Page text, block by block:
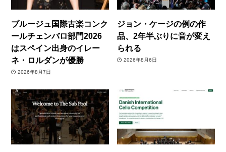
ブルージュ国際古楽コンク
ールチェンバロ部門2026
はスペイン出身のイレー
ネ・ロルダンが優勝
2026年8月7日
ジョン・ケージの例の作
品、2年半ぶりに音が変え
られる
2026年8月6日